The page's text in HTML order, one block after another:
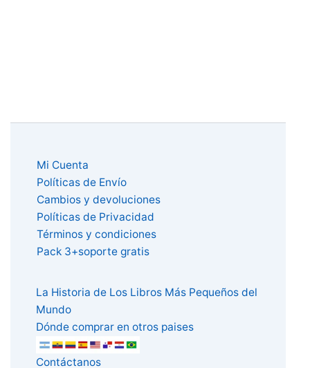
Mi Cuenta
Políticas de Envío
Cambios y devoluciones
Políticas de Privacidad
Términos y condiciones
Pack 3+soporte gratis
La Historia de Los Libros Más Pequeños del
Mundo
Dónde comprar en otros paises
Contáctanos